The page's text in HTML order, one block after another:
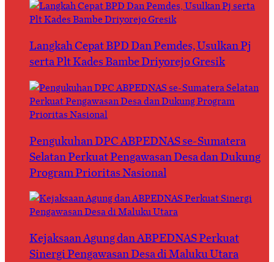
Langkah Cepat BPD Dan Pemdes, Usulkan Pj
serta Plt Kades Bambe Driyorejo Gresik
Pengukuhan DPC ABPEDNAS se-Sumatera
Selatan Perkuat Pengawasan Desa dan Dukung
Program Prioritas Nasional
Kejaksaan Agung dan ABPEDNAS Perkuat
Sinergi Pengawasan Desa di Maluku Utara